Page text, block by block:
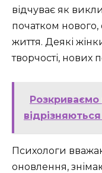
відчуває як
початком нового,
життя. Деякі
творчості, нових
Психологи
оновлення,